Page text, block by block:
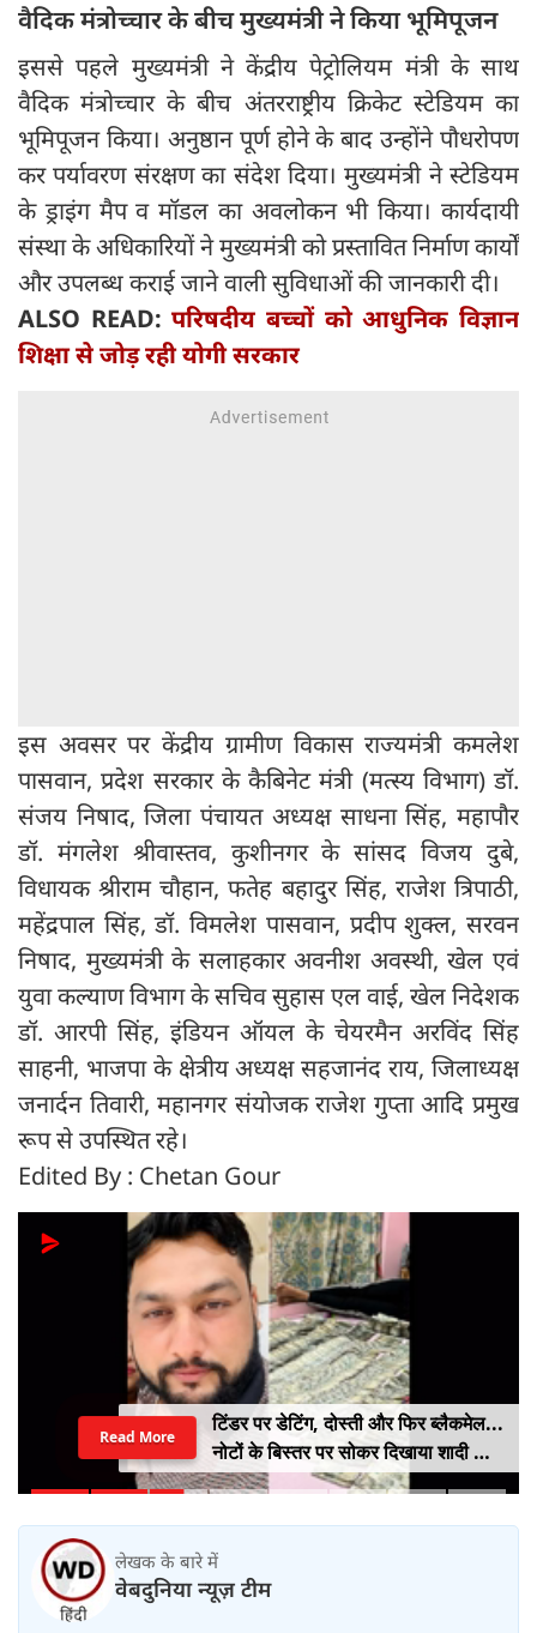
वैदिक मंत्रोच्चार के बीच मुख्यमंत्री ने किया भूमिपूजन
इससे पहले मुख्यमंत्री ने केंद्रीय पेट्रोलियम मंत्री के साथ
वैदिक मंत्रोच्चार के बीच अंतरराष्ट्रीय क्रिकेट स्टेडियम का
भूमिपूजन किया। अनुष्ठान पूर्ण होने के बाद उन्होंने पौधरोपण
कर पर्यावरण संरक्षण का संदेश दिया। मुख्यमंत्री ने स्टेडियम
के ड्राइंग मैप व मॉडल का अवलोकन भी किया। कार्यदायी
संस्था के अधिकारियों ने मुख्यमंत्री को प्रस्तावित निर्माण कार्यों
और उपलब्ध कराई जाने वाली सुविधाओं की जानकारी दी।
ALSO READ:परिषदीय बच्चों को आधुनिक विज्ञान
शिक्षा से जोड़ रही योगी सरकार
इस अवसर पर केंद्रीय ग्रामीण विकास राज्यमंत्री कमलेश
पासवान, प्रदेश सरकार के कैबिनेट मंत्री (मत्स्य विभाग) डॉ.
संजय निषाद, जिला पंचायत अध्यक्ष साधना सिंह, महापौर
डॉ. मंगलेश श्रीवास्तव, कुशीनगर के सांसद विजय दुबे,
विधायक श्रीराम चौहान, फतेह बहादुर सिंह, राजेश त्रिपाठी,
महेंद्रपाल सिंह, डॉ. विमलेश पासवान, प्रदीप शुक्ल, सरवन
निषाद, मुख्यमंत्री के सलाहकार अवनीश अवस्थी, खेल एवं
युवा कल्याण विभाग के सचिव सुहास एल वाई, खेल निदेशक
डॉ. आरपी सिंह, इंडियन ऑयल के चेयरमैन अरविंद सिंह
साहनी, भाजपा के क्षेत्रीय अध्यक्ष सहजानंद राय, जिलाध्यक्ष
जनार्दन तिवारी, महानगर संयोजक राजेश गुप्ता आदि प्रमुख
रूप से उपस्थित रहे।
Edited By : Chetan Gour
टिंडर पर डेटिंग, दोस्ती और फिर ब्लैकमेल...
नोटों के बिस्तर पर सोकर दिखाया शादी का
सपना, लूट लिए 6 करोड़ रुपए
Read More
लेखक के बारे में
वेबदुनिया न्यूज़ टीम